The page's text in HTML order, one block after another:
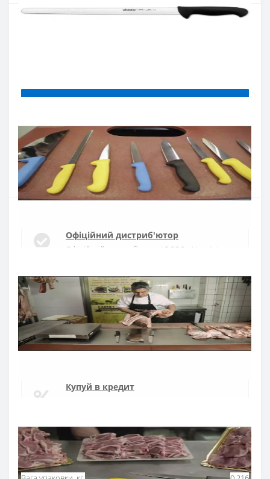
Купити в один клік
Введіть номер телефону і ми передзвонимо
Купити
Основні характеристики Всі характеристики
Офіційний дистриб'ютор
Офіційний дистриб'ютор ARCOS в Україні
Швидка доставка
Доставка протягом 1-3 днів по Україні
Гарантія якості
10 років гарантія на ножі
Купуй в кредит